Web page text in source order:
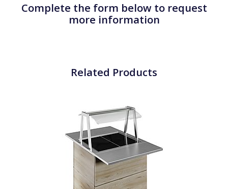
Complete the form below to request
more information
Related Products